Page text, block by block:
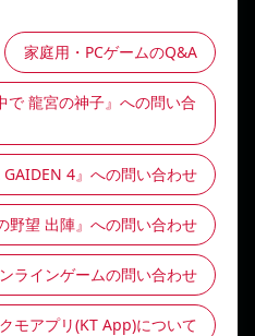
像投稿ガイドライン
ンテナンス情報
ム型アイテム提供製品について
FireFox、Apple Safariの最新版、
ください。 本サイトに掲載された文章、画
び二次使用は、お断りしております。本文
または登録商標です。 当社は
プライバシー
います。
にふさわし